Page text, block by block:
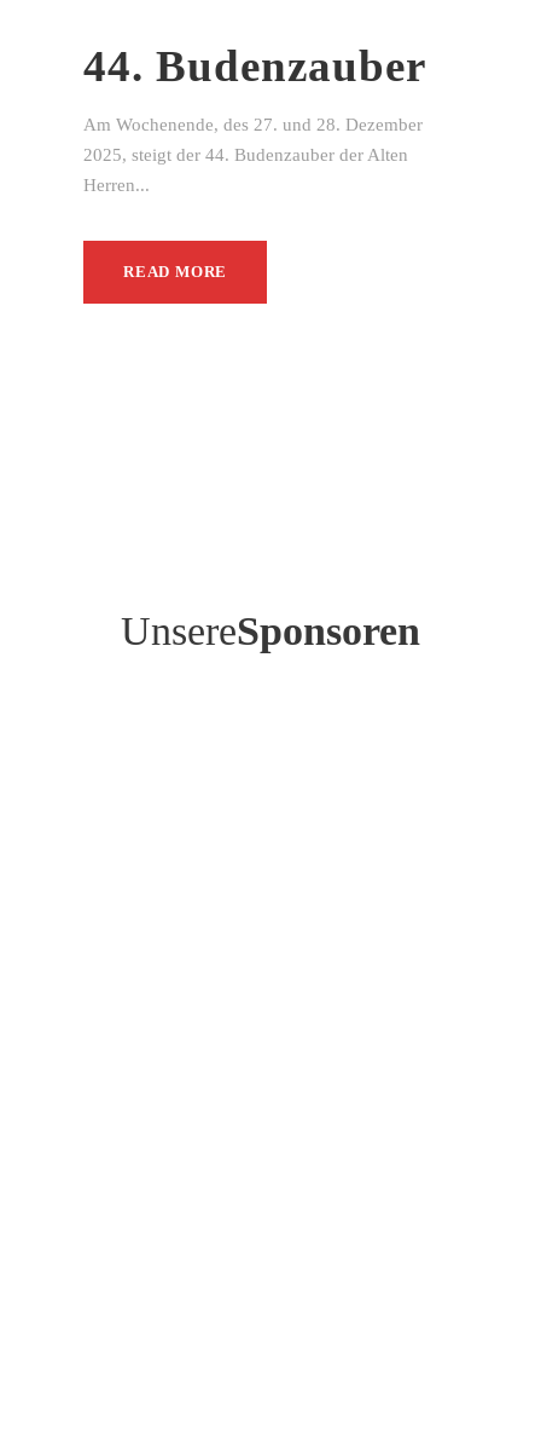
44. Budenzauber
Am Wochenende, des 27. und 28. Dezember
2025, steigt der 44. Budenzauber der Alten
Herren...
READ MORE
UnsereSponsoren